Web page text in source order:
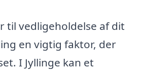
til vedligeholdelse af dit
en vigtig faktor, der
I Jyllinge kan et